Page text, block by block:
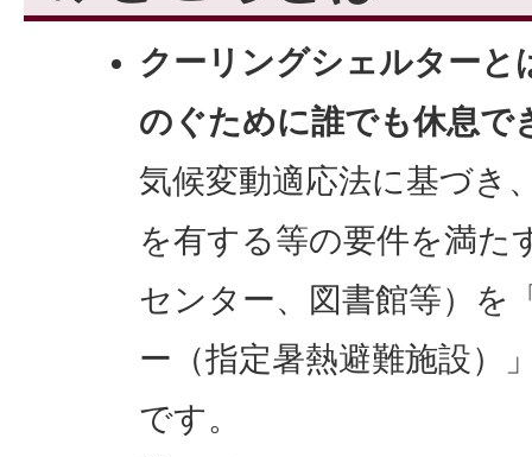
クーリングシェルターと
のぐために誰でも休息で
気候変動適応法に基づき
を有する等の要件を満た
センター、図書館等）を
ー（指定暑熱避難施設）
です。